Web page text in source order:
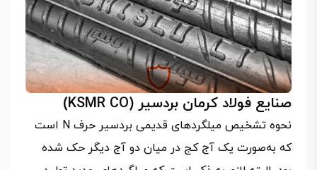
صنایع فولاد کرمان بردسیر (KSMR CO)
نحوه تشخیص میلگردهای قدیمی بردسیر حرف N است
که به‌صورت یک آج کج در میان دو آج دیگر حک شده